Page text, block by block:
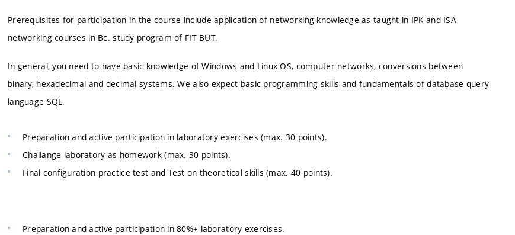
Prerequisites for participation in the course include application of networking knowledge as taught in IPK and ISA
networking courses in Bc. study program of FIT BUT.
In general, you need to have basic knowledge of Windows and Linux OS, computer networks, conversions between
binary, hexadecimal and decimal systems. We also expect basic programming skills and fundamentals of database query
language SQL.
Preparation and active participation in laboratory exercises (max. 30 points).
Challange laboratory as homework (max. 30 points).
Final configuration practice test and Test on theoretical skills (max. 40 points).
Preparation and active participation in 80%+ laboratory exercises.